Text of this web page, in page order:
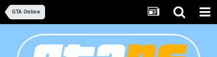
GTA Online